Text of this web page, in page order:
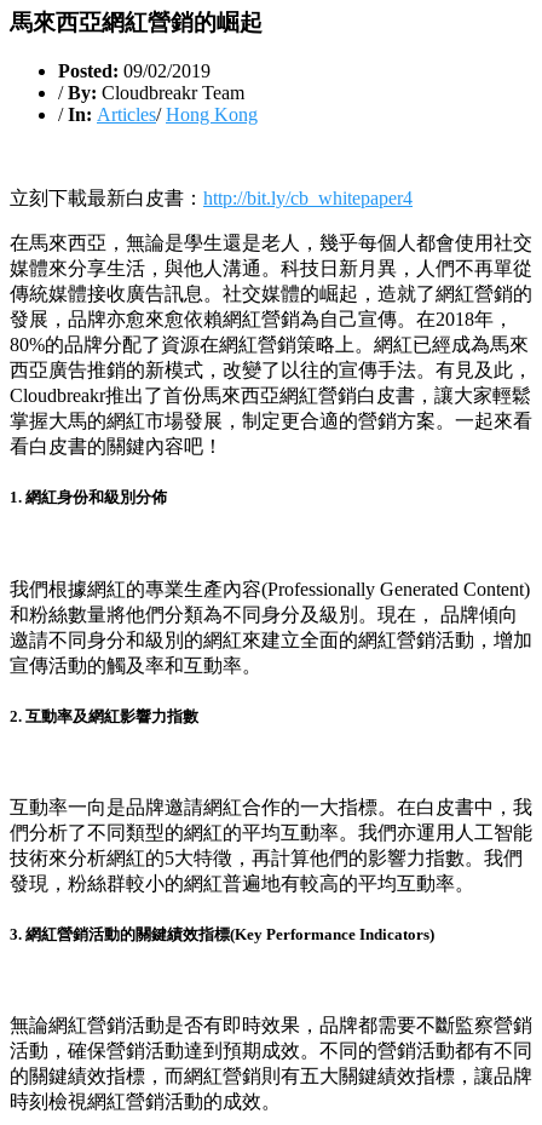
馬來西亞網紅營銷的崛起
Posted: 09/02/2019
/ By: Cloudbreakr Team
/ In: Articles/Hong Kong
立刻下載最新白皮書： http://bit.ly/cb_whitepaper4
在馬來西亞，無論是學生還是老人，幾乎每個人都會使用社交
媒體來分享生活，與他人溝通。科技日新月異，人們不再單從
傳統媒體接收廣告訊息。社交媒體的崛起，造就了網紅營銷的
發展，品牌亦愈來愈依賴網紅營銷為自己宣傳。在2018年，
80%的品牌分配了資源在網紅營銷策略上。網紅已經成為馬來
西亞廣告推銷的新模式，改變了以往的宣傳手法。有見及此，
Cloudbreakr推出了首份馬來西亞網紅營銷白皮書，讓大家輕鬆
掌握大馬的網紅市場發展，制定更合適的營銷方案。一起來看
看白皮書的關鍵內容吧！
1. 網紅身份和級別分佈
我們根據網紅的專業生產內容(Professionally Generated Content)
和粉絲數量將他們分類為不同身分及級別。現在， 品牌傾向
邀請不同身分和級別的網紅來建立全面的網紅營銷活動，增加
宣傳活動的觸及率和互動率。
2. 互動率及網紅影響力指數
互動率一向是品牌邀請網紅合作的一大指標。在白皮書中，我
們分析了不同類型的網紅的平均互動率。我們亦運用人工智能
技術來分析網紅的5大特徵，再計算他們的影響力指數。我們
發現，粉絲群較小的網紅普遍地有較高的平均互動率。
3. 網紅營銷活動的關鍵績效指標(Key Performance Indicators)
無論網紅營銷活動是否有即時效果，品牌都需要不斷監察營銷
活動，確保營銷活動達到預期成效。不同的營銷活動都有不同
的關鍵績效指標，而網紅營銷則有五大關鍵績效指標，讓品牌
時刻檢視網紅營銷活動的成效。